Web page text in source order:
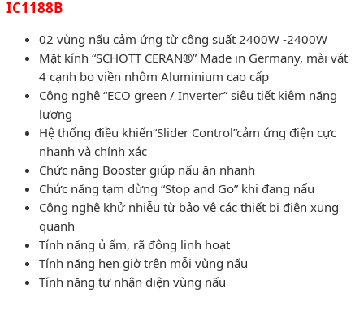
IC1188B
02 vùng nấu cảm ứng từ công suất 2400W -2400W
Mặt kính “SCHOTT CERAN®” Made in Germany, mài vát
4 cạnh bo viền nhôm Aluminium cao cấp
Công nghệ “ECO green / Inverter” siêu tiết kiệm năng
lượng
Hệ thống điều khiển“Slider Control”cảm ứng điện cực
nhanh và chính xác
Chức năng Booster giúp nấu ăn nhanh
Chức năng tạm dừng “Stop and Go” khi đang nấu
Công nghệ khử nhiễu từ bảo vệ các thiết bị điện xung
quanh
Tính năng ủ ấm, rã đông linh hoạt
Tính năng hẹn giờ trên mỗi vùng nấu
Tính năng tự nhận diện vùng nấu